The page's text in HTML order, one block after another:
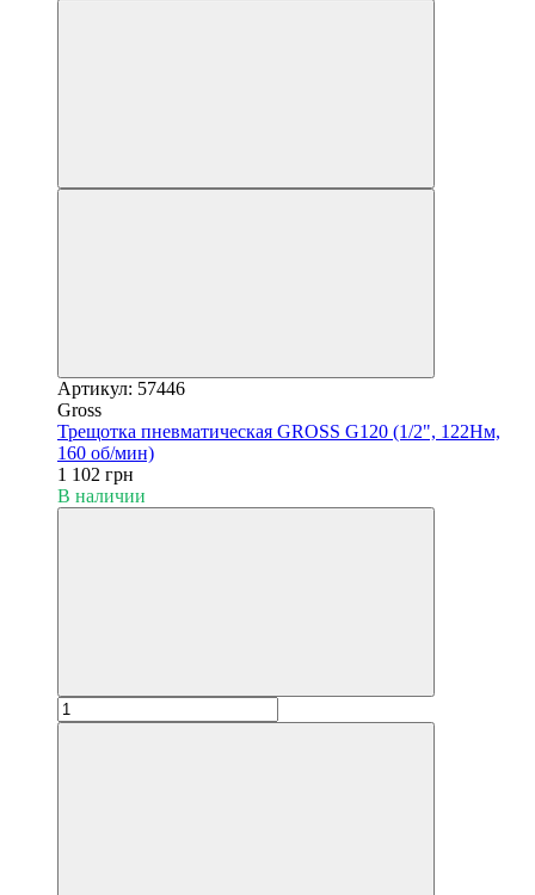
Артикул: 57446
Gross
Трещотка пневматическая GROSS G120 (1/2", 122Нм,
160 об/мин)
1 102 грн
В наличии